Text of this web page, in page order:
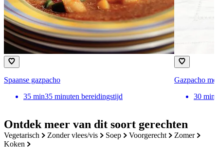
Ontdek meer van dit soort gerechten
vegetarisch zonder vlees/vis soep voorgerecht
zomer
koken
Spaanse gazpacho
35 min35 minuten bereidingstijd
Gazpacho
30 min